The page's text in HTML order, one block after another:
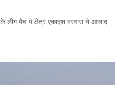
लीग मैच मे क्षेत्र एकादश बरवारा ने आजाद